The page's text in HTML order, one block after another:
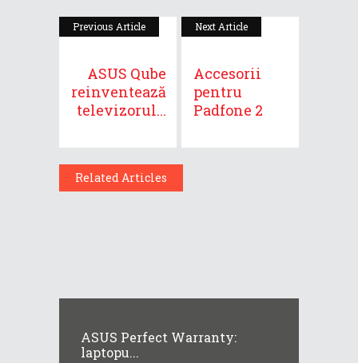
Previous Article
ASUS Qube
reinventează
televizorul...
Next Article
Accesorii
pentru
Padfone 2
Related Articles
ASUS Perfect Warranty:
laptopu...